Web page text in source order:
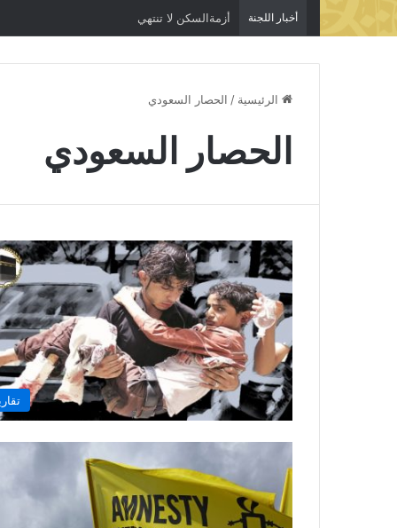
أخبار اللجنة أزمةالسكن لا تنتهي
الرئيسية / الحصار السعودي
الحصار السعودي